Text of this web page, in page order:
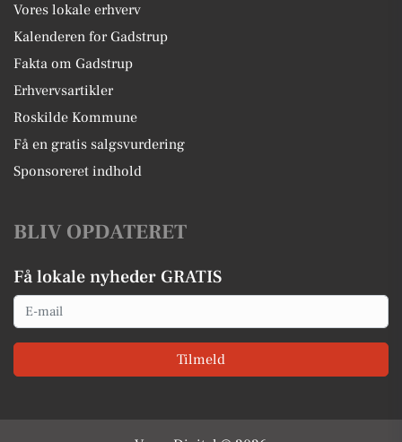
Vores lokale erhverv
Kalenderen for Gadstrup
Fakta om Gadstrup
Erhvervsartikler
Roskilde Kommune
Få en gratis salgsvurdering
Sponsoreret indhold
BLIV OPDATERET
Få lokale nyheder GRATIS
Email
Tilmeld